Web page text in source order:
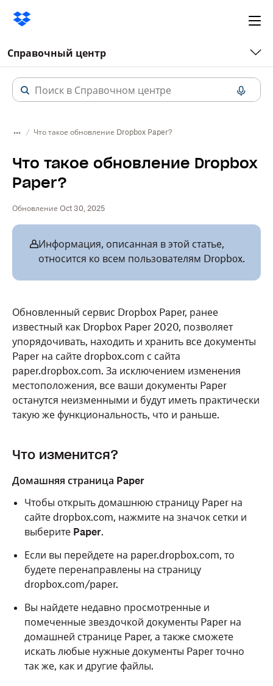
Справочный центр
Что такое обновление Dropbox Paper?
Что такое обновление Dropbox
Paper?
Обновление Oct 30, 2025
Информация, описанная в этой статье,
относится ко всем пользователям Dropbox.
Обновленный сервис Dropbox Paper, ранее
известный как Dropbox Paper 2020, позволяет
упорядочивать, находить и хранить все документы
Paper на сайте dropbox.com с сайта
paper.dropbox.com. За исключением изменения
местоположения, все ваши документы Paper
останутся неизменными и будут иметь практически
такую же функциональность, что и раньше.
Что изменится?
Домашняя страница Paper
Чтобы открыть домашнюю страницу Paper на
сайте dropbox.com, нажмите на значок сетки и
выберите Paper.
Если вы перейдете на paper.dropbox.com, то
будете перенаправлены на страницу
dropbox.com/paper.
Вы найдете недавно просмотренные и
помеченные звездочкой документы Paper на
домашней странице Paper, а также сможете
искать любые нужные документы Paper точно
так же, как и другие файлы.